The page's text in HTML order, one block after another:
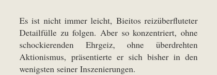
Es ist nicht immer leicht, Bieitos reizüberfluteter
Detailfülle zu folgen. Aber so konzentriert, ohne
schockierenden Ehrgeiz, ohne überdrehten
Aktionismus, präsentierte er sich bisher in den
wenigsten seiner Inszenierungen.